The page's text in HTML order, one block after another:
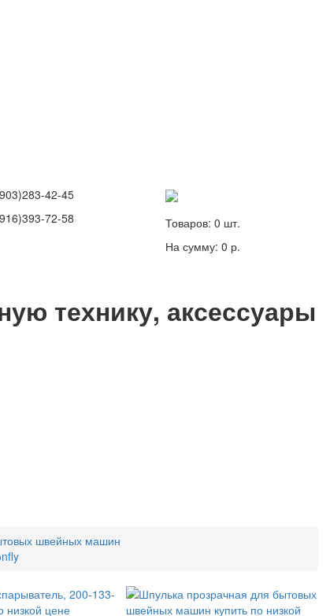
42-45
72-58
Товаров: 0 шт.
На сумму: 0 р.
технику, аксессуары
швейных машин